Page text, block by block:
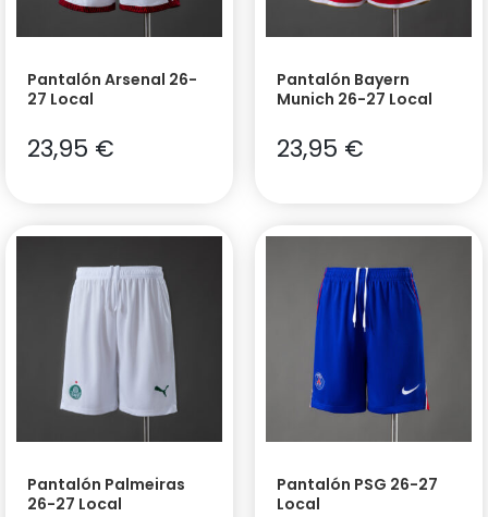
Pantalón Arsenal 26-
27 Local
23,95 €
Pantalón Bayern
Munich 26-27 Local
23,95 €
Pantalón Palmeiras
26-27 Local
Pantalón PSG 26-27
Local